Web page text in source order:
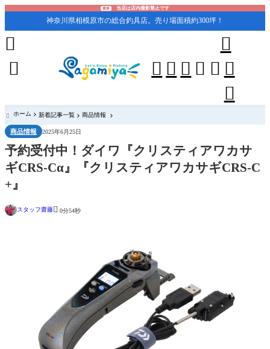
重要 当店は店内撮影禁止です
神奈川県相模原市の総合釣具店。売り場面積約300坪！
    





 ホーム 新着記事一覧 商品情報
商品情報 2025年6月25日
予約受付中！ダイワ『クリスティアワカサ
ギCRS-Cα』『クリスティアワカサギCRS-C
+』
スタッフ齋藤 0分54秒